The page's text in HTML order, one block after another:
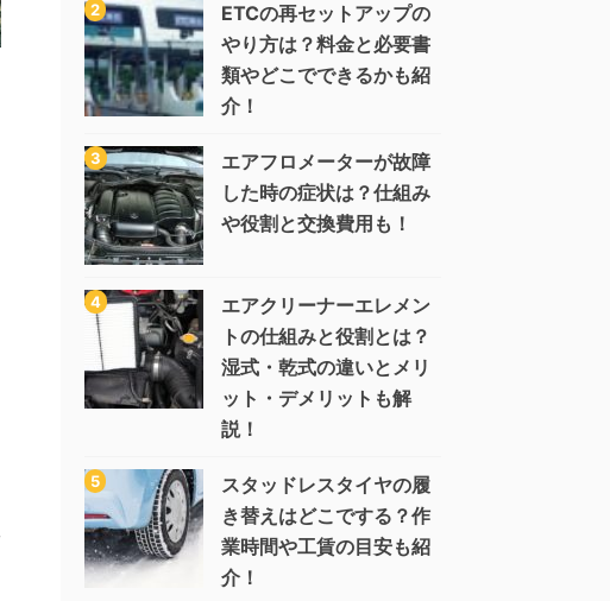
ETCの再セットアップの
やり方は？料金と必要書
類やどこでできるかも紹
介！
エアフロメーターが故障
した時の症状は？仕組み
や役割と交換費用も！
エアクリーナーエレメン
トの仕組みと役割とは？
湿式・乾式の違いとメリ
ット・デメリットも解
説！
スタッドレスタイヤの履
き替えはどこでする？作
業時間や工賃の目安も紹
介！